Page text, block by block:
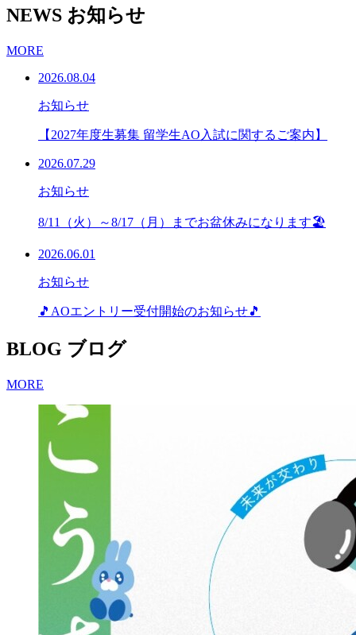
NEWS お知らせ
MORE
2026.08.04
お知らせ
【2027年度生募集 留学生AO入試に関するご案内】
2026.07.29
お知らせ
8/11（火）～8/17（月）までお盆休みになります🏖
2026.06.01
お知らせ
🎵AOエントリー受付開始のお知らせ🎵
BLOG ブログ
MORE